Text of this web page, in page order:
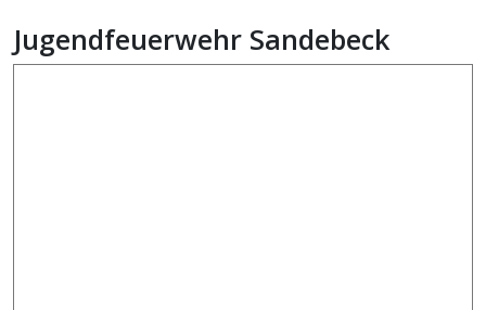
Jugendfeuerwehr Sandebeck